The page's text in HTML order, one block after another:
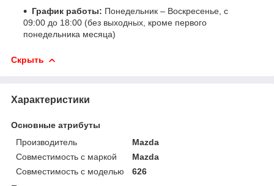
График работы: Понедельник – Воскресенье, с
09:00 до 18:00 (без выходных, кроме первого
понедельника месяца)
Скрыть
Характеристики
Основные атрибуты
Производитель
Mazda
Совместимость с маркой
Mazda
Совместимость с моделью
626